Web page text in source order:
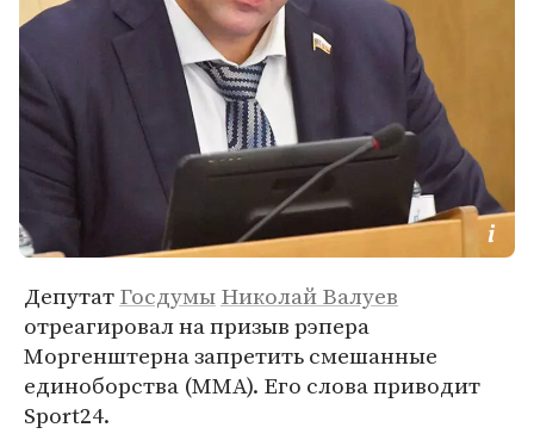
ДепутатГосдумыНиколай Валуев
отреагировал на призыв рэпера
Моргенштерна запретить смешанные
единоборства (ММА). Его слова приводит
Sport24.